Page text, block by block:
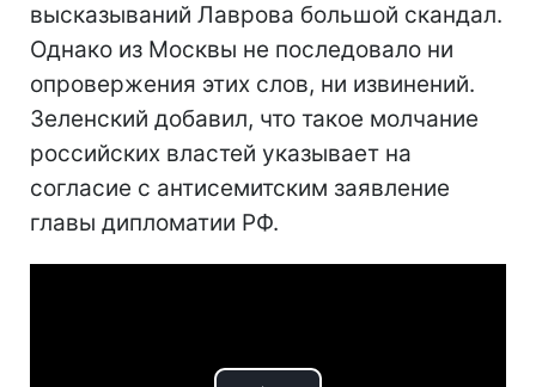
высказываний Лаврова большой скандал.
Однако из Москвы не последовало ни
опровержения этих слов, ни извинений.
Зеленский добавил, что такое молчание
российских властей указывает на
согласие с антисемитским заявление
главы дипломатии РФ.